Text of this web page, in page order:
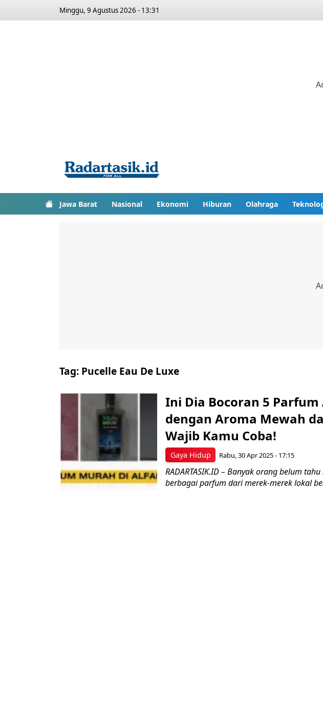
Minggu, 9 Agustus 2026 - 13:31
Jawa Barat Nasional Ekonomi Hiburan Olahraga
Tag: Pucelle Eau De Luxe
Gaya Hidup
Ini Dia Bocoran 5
dengan Aroma Mewah
Wajib Kamu Coba!
Rabu, 30 Apr 2025 - 17:15
RADARTASIK.ID – Banyak orang belum
berbagai parfum dari merek-merek lokal